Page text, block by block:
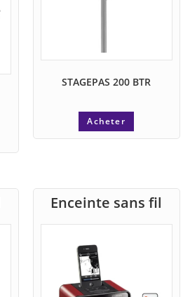
STAGEPAS 200 BTR
Acheter
Enceinte sans fil